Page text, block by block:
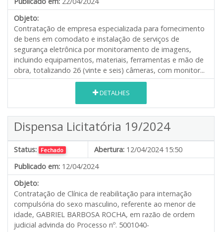
Objeto:
Contratação de empresa especializada para fornecimento
de bens em comodato e instalação de serviços de
segurança eletrônica por monitoramento de imagens,
incluindo equipamentos, materiais, ferramentas e mão de
obra, totalizando 26 (vinte e seis) câmeras, com monitor...
DETALHES
Dispensa Licitatória 19/2024
Status: Fechado Abertura: 12/04/2024 15:50
Publicado em: 12/04/2024
Objeto:
Contratação de Clínica de reabilitação para internação
compulsória do sexo masculino, referente ao menor de
idade, GABRIEL BARBOSA ROCHA, em razão de ordem
judicial advinda do Processo nº. 5001040-